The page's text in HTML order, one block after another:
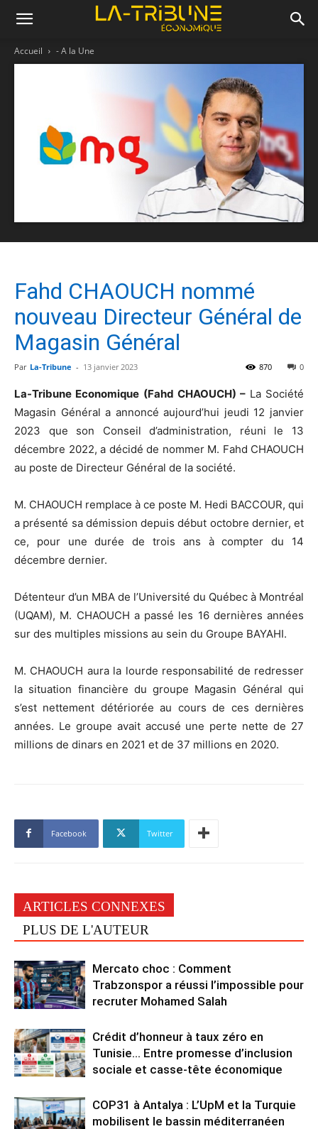
Accueil - A la Une
Fahd CHAOUCH nommé
nouveau Directeur Général de
Magasin Général
Par La-Tribune - 13 janvier 2023 0
870
La-Tribune Economique (Fahd CHAOUCH) – La Société
Magasin Général a annoncé aujourd’hui jeudi 12 janvier
2023 que son Conseil d’administration, réuni le 13
décembre 2022, a décidé de nommer M. Fahd CHAOUCH
au poste de Directeur Général de la société.
M. CHAOUCH remplace à ce poste M. Hedi BACCOUR, qui
a présenté sa démission depuis début octobre dernier, et
ce, pour une durée de trois ans à compter du 14
décembre dernier.
Détenteur d’un MBA de l’Université du Québec à Montréal
(UQAM), M. CHAOUCH a passé les 16 dernières années
sur des multiples missions au sein du Groupe BAYAHI.
M. CHAOUCH aura la lourde responsabilité de redresser
la situation financière du groupe Magasin Général qui
s’est nettement détériorée au cours de ces dernières
années. Le groupe avait accusé une perte nette de 27
millions de dinars en 2021 et de 37 millions en 2020.
Facebook Twitter
ARTICLES CONNEXES
PLUS DE L'AUTEUR
Mercato choc : Comment
Trabzonspor a réussi l’impossible pour
recruter Mohamed Salah
Crédit d’honneur à taux zéro en
Tunisie… Entre promesse d’inclusion
sociale et casse-tête économique
COP31 à Antalya : L’UpM et la Turquie
mobilisent le bassin méditerranéen